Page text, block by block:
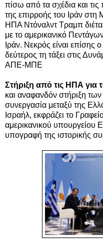
πίσω από τα σχέδια και
της επιρροής του Ιράν
ΗΠΑ Ντόναλντ Τραμπ
με το αμερικανικό
Ιράν. Νεκρός είναι
δεύτερος τη τάξει στις
ΑΠΕ-ΜΠΕ
Στήριξη από τις ΗΠΑ για
και αναφανδόν στήριξη
συνεργασία μεταξύ της
Ισραήλ, εκφράζει το
αμερικανικού υπουργείου
υπογραφή της ιστορικής